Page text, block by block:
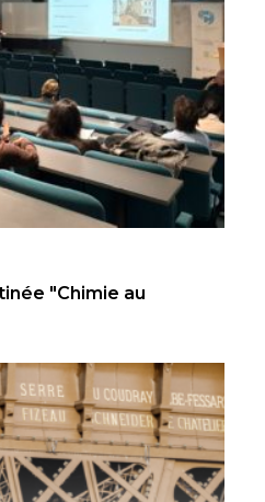
"Chimie au